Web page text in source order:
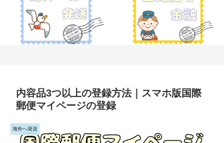
内容品3つ以上の登録方法｜スマホ版国際
郵便マイページの登録
海外へ発送